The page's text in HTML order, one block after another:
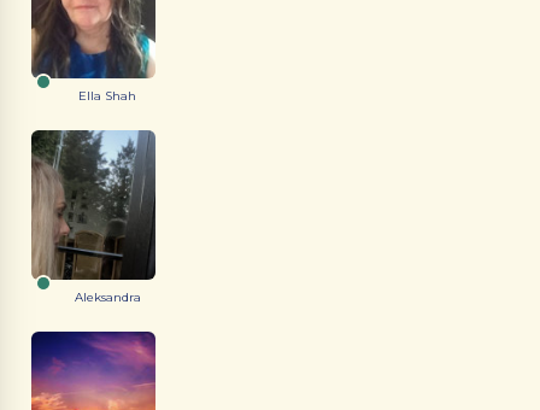
Ella Shah
Aleksandra